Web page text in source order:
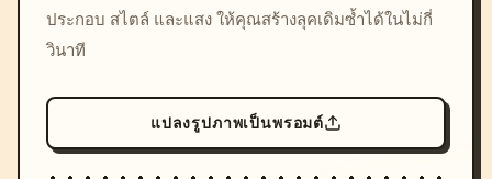
ประกอบ สไตล์ และแสง ให้คุณสร้างลุคเดิมซ้ำได้ในไม่กี่
วินาที
แปลงรูปภาพเป็นพรอมต์